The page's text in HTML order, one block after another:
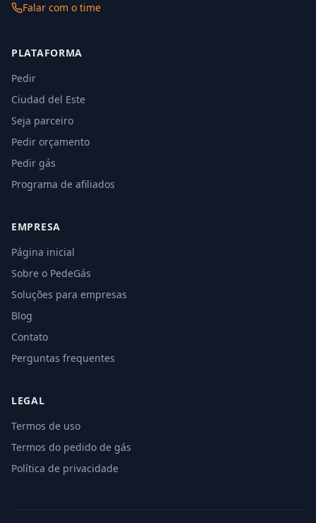
Falar com o time
PLATAFORMA
Pedir
Ciudad del Este
Seja parceiro
Pedir orçamento
Pedir gás
Programa de afiliados
EMPRESA
Página inicial
Sobre o PedeGás
Soluções para empresas
Blog
Contato
Perguntas frequentes
LEGAL
Termos de uso
Termos do pedido de gás
Política de privacidade